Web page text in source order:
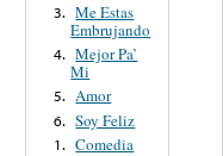
3. Me Estas
Embrujando
4. Mejor Pa’
Mi
5. Amor
6. Soy Feliz
1. Comedia